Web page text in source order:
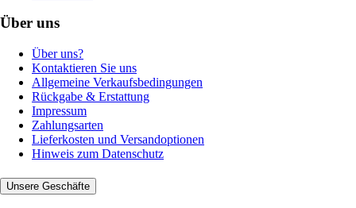
Über uns
Über uns?
Kontaktieren Sie uns
Allgemeine Verkaufsbedingungen
Rückgabe & Erstattung
Impressum
Zahlungsarten
Lieferkosten und Versandoptionen
Hinweis zum Datenschutz
Unsere Geschäfte